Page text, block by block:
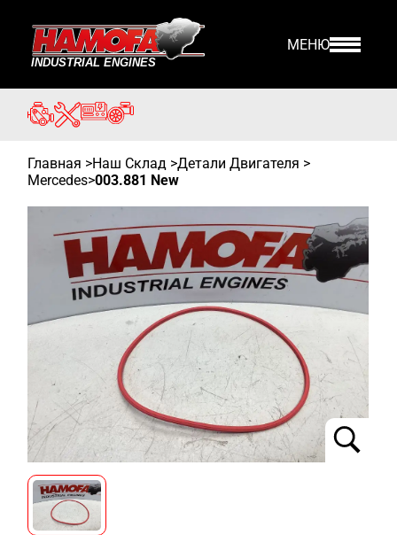
МЕНЮ
Главная >Наш Склад >Детали Двигателя >
Mercedes>003.881 New